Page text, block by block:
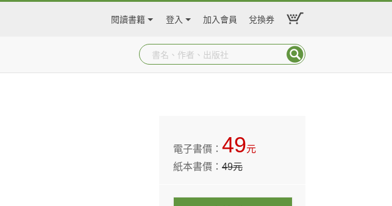
閱讀書籍 登入 加入會員 兌換券
電子書價：49元
紙本書價：49元